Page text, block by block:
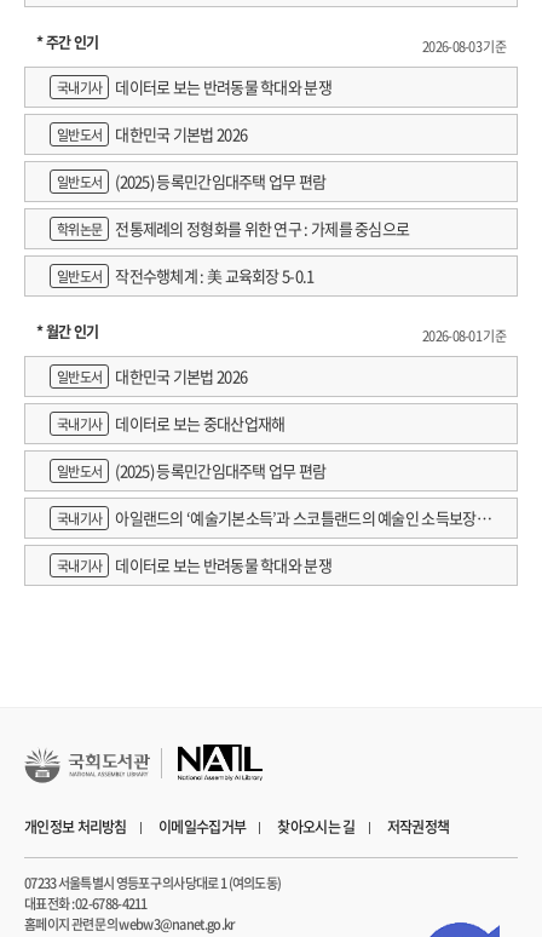
* 주간 인기
2026-08-03 기준
국내기사
데이터로 보는 반려동물 학대와 분쟁
일반도서 대한민국 기본법 2026
일반도서 (2025) 등록민간임대주택 업무 편람
학위논문 전통제례의 정형화를 위한 연구 : 가제를 중심으로
일반도서 작전수행체계 : 美 교육회장 5-0.1
* 월간 인기
2026-08-01 기준
일반도서
대한민국 기본법 2026
국내기사 데이터로 보는 중대산업재해
일반도서 (2025) 등록민간임대주택 업무 편람
국내기사
아일랜드의 ‘예술기본소득’과 스코틀랜드의 예술인 소득보장정
책 논의
국내기사 데이터로 보는 반려동물 학대와 분쟁
개인정보 처리방침 이메일수집거부 찾아오시는 길 저작권정책
07233 서울특별시 영등포구 의사당대로 1 (여의도동)
대표전화 : 02-6788-4211
홈페이지 관련 문의 webw3@nanet.go.kr